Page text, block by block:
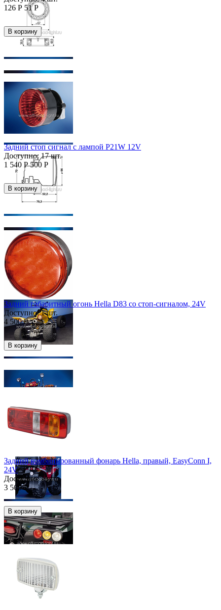
Скидка45%
Скидка55%
126 Р 51 Р
В корзину
Задний стоп сигнал с лампой P21W 12V
Доступно: 17 шт.
1 540 Р 500 Р
В корзину
Задний габаритный огонь Hella D83 со стоп-сигналом, 24V
Доступно: 1 шт.
4 500 Р
В корзину
Задний комбинированный фонарь Hella, правый, EasyConn I,
24V
Доступно: 1 шт.
3 500 Р
В корзину